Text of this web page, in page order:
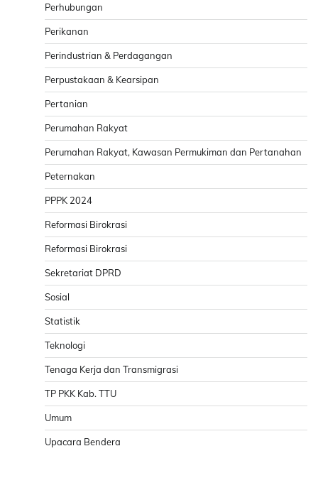
Perhubungan
Perikanan
Perindustrian & Perdagangan
Perpustakaan & Kearsipan
Pertanian
Perumahan Rakyat
Perumahan Rakyat, Kawasan Permukiman dan Pertanahan
Peternakan
PPPK 2024
Reformasi Birokrasi
Reformasi Birokrasi
Sekretariat DPRD
Sosial
Statistik
Teknologi
Tenaga Kerja dan Transmigrasi
TP PKK Kab. TTU
Umum
Upacara Bendera